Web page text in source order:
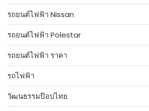
รถยนต์ไฟฟ้า Nissan
รถยนต์ไฟฟ้า Polestar
รถยนต์ไฟฟ้า ราคา
รถไฟฟ้า
วัฒนธรรมป๊อปไทย